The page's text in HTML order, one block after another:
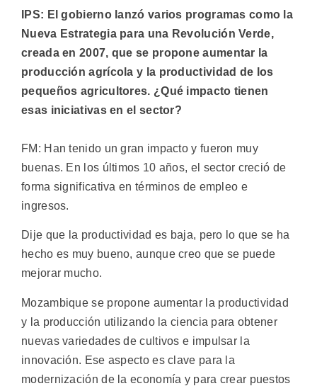
IPS: El gobierno lanzó varios programas como la
Nueva Estrategia para una Revolución Verde,
creada en 2007, que se propone aumentar la
producción agrícola y la productividad de los
pequeños agricultores. ¿Qué impacto tienen
esas iniciativas en el sector?
FM: Han tenido un gran impacto y fueron muy
buenas. En los últimos 10 años, el sector creció de
forma significativa en términos de empleo e
ingresos.
Dije que la productividad es baja, pero lo que se ha
hecho es muy bueno, aunque creo que se puede
mejorar mucho.
Mozambique se propone aumentar la productividad
y la producción utilizando la ciencia para obtener
nuevas variedades de cultivos e impulsar la
innovación. Ese aspecto es clave para la
modernización de la economía y para crear puestos